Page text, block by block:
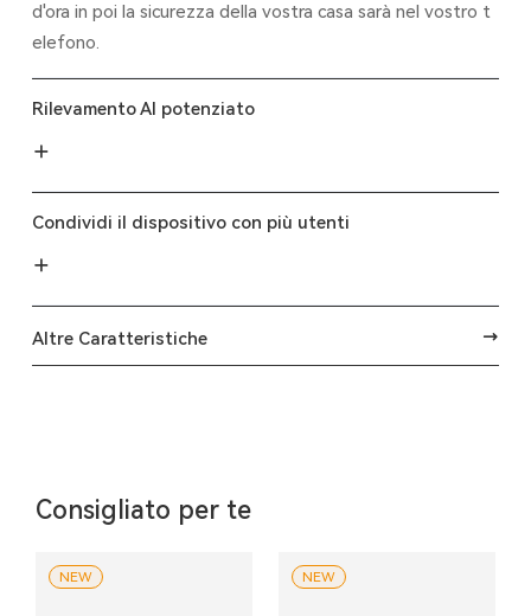
d'ora in poi la sicurezza della vostra casa sarà nel vostro t
elefono.
Rilevamento AI potenziato
Condividi il dispositivo con più utenti
Altre Caratteristiche
Consigliato per te
NEW NEW